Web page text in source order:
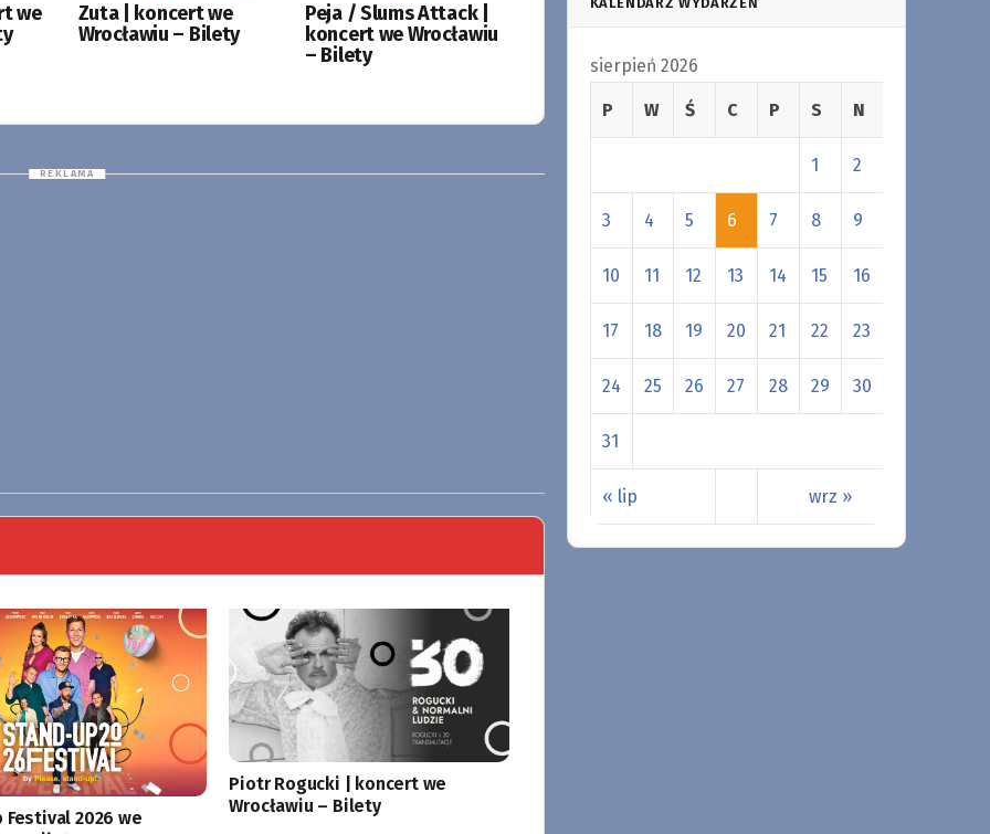
we
Zuta | koncert we
Wrocławiu – Bilety
Peja / Slums Attack |
koncert we Wrocławiu
– Bilety
Festival 2026 we
Piotr Rogucki | koncert we
Wrocławiu – Bilety
sierpień 2026
P W Ś C P S N
« lip wrz »
1 2
3 4 5 6 7 8 9
10 11 12 13 14 15 16
17 18 19 20 21 22 23
24 25 26 27 28 29 30
31